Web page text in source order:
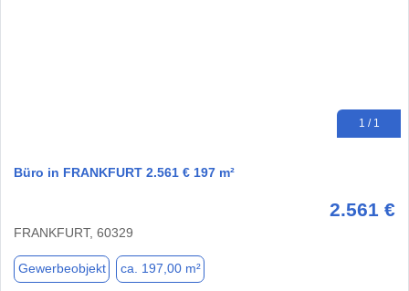
1 / 1
Büro in FRANKFURT 2.561 € 197 m²
2.561 €
FRANKFURT, 60329
Gewerbeobjekt ca. 197,00 m²